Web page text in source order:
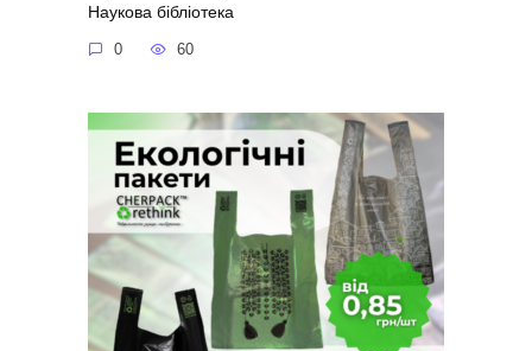
Наукова бібліотека
0 60